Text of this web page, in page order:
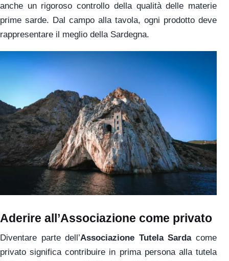
anche un rigoroso controllo della qualità delle materie
prime sarde. Dal campo alla tavola, ogni prodotto deve
rappresentare il meglio della Sardegna.
Aderire all’Associazione come privato
Diventare parte dell’Associazione Tutela Sardacome
privato significa contribuire in prima persona alla tutela